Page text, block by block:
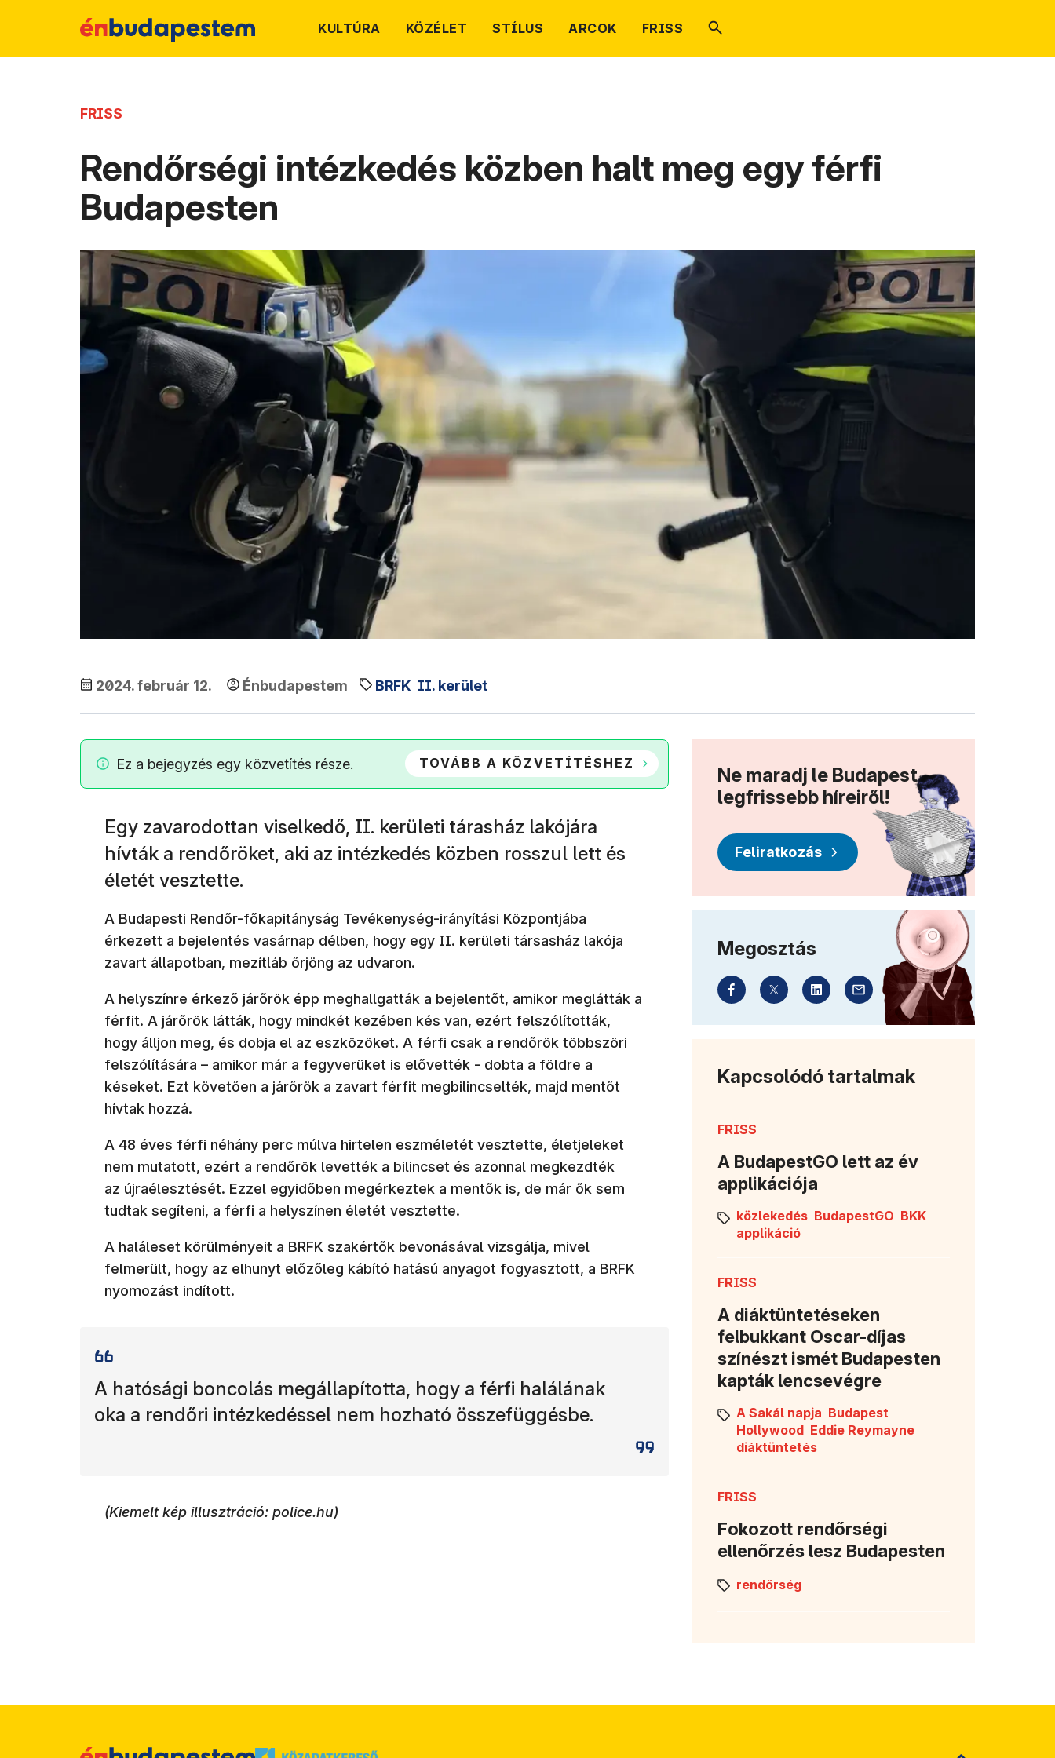
KULTÚRA KÖZÉLET STÍLUS ARCOK FRISS
FRISS
Rendőrségi intézkedés közben halt meg egy férfi
Budapesten
2024. február 12. Énbudapestem BRFK II. kerület
Ez a bejegyzés egy közvetítés része. TOVÁBB A KÖZVETÍTÉSHEZ
Egy zavarodottan viselkedő, II. kerületi tárasház lakójára
hívták a rendőröket, aki az intézkedés közben rosszul lett és
életét vesztette.
A Budapesti Rendőr-főkapitányság Tevékenység-irányítási Központjába
érkezett a bejelentés vasárnap délben, hogy egy II. kerületi társasház lakója
zavart állapotban, mezítláb őrjöng az udvaron.
A helyszínre érkező járőrök épp meghallgatták a bejelentőt, amikor meglátták a
férfit. A járőrök látták, hogy mindkét kezében kés van, ezért felszólították,
hogy álljon meg, és dobja el az eszközöket. A férfi csak a rendőrök többszöri
felszólítására – amikor már a fegyverüket is elővették - dobta a földre a
késeket. Ezt követően a járőrök a zavart férfit megbilincselték, majd mentőt
hívtak hozzá.
A 48 éves férfi néhány perc múlva hirtelen eszméletét vesztette, életjeleket
nem mutatott, ezért a rendőrök levették a bilincset és azonnal megkezdték
az újraélesztését. Ezzel egyidőben megérkeztek a mentők is, de már ők sem
tudtak segíteni, a férfi a helyszínen életét vesztette.
A haláleset körülményeit a BRFK szakértők bevonásával vizsgálja, mivel
felmerült, hogy az elhunyt előzőleg kábító hatású anyagot fogyasztott, a BRFK
nyomozást indított.
A hatósági boncolás megállapította, hogy a férfi halálának
oka a rendőri intézkedéssel nem hozható összefüggésbe.
(Kiemelt kép illusztráció: police.hu)
Ne maradj le Budapest
legfrissebb híreiről!
Feliratkozás
Megosztás
Kapcsolódó tartalmak
FRISS
A BudapestGO lett az év
applikációja
közlekedés BudapestGO BKK
applikáció
FRISS
A diáktüntetéseken
felbukkant Oscar-díjas
színészt ismét Budapesten
kapták lencsevégre
A Sakál napja Budapest
Hollywood Eddie Reymayne
diáktüntetés
FRISS
Fokozott rendőrségi
ellenőrzés lesz Budapesten
rendőrség